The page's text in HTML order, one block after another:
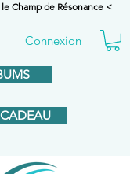
Champ de Résonance <
Connexion